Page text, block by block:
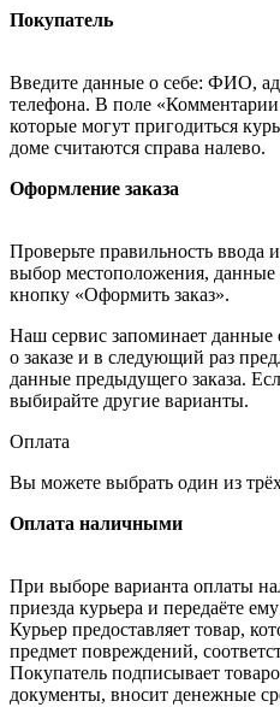
Покупатель
Введите данные о себе: ФИО,
телефона. В поле «Комментарии
которые могут пригодиться
доме считаются справа налево.
Оформление заказа
Проверьте правильность ввода
выбор местоположения,
кнопку «Оформить заказ».
Наш сервис запоминает
о заказе и в следующий раз
данные предыдущего заказа.
выбирайте другие варианты.
Оплата
Вы можете выбрать один из
Оплата наличными
При выборе варианта оплаты
приезда курьера и передаёте
Курьер предоставляет товар,
предмет повреждений,
Покупатель подписывает
документы, вносит денежные